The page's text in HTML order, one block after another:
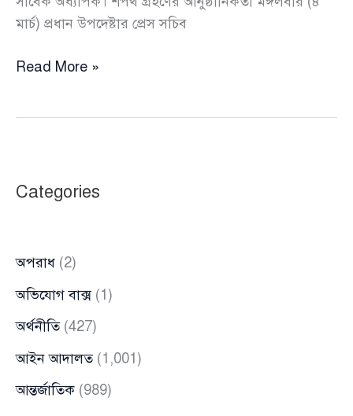
মার্চ) প্রধান উপদেষ্টার প্রেস সচিব
নতুন
আবরার?
Read More »
Categories
অপরাধ (2)
অভিযোগ বাক্স(1)
অর্থনীতি(427)
আইন আদালত(1,001)
আন্তর্জাতিক (989)